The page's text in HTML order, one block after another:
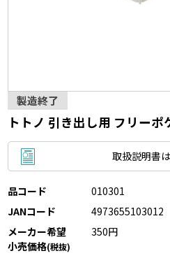
製造終了
トトノ 引き出し用 フリーポ
取扱説明書
品コード
010301
JANコード
4973655103012
メーカー希望
小売価格(税抜)
350円